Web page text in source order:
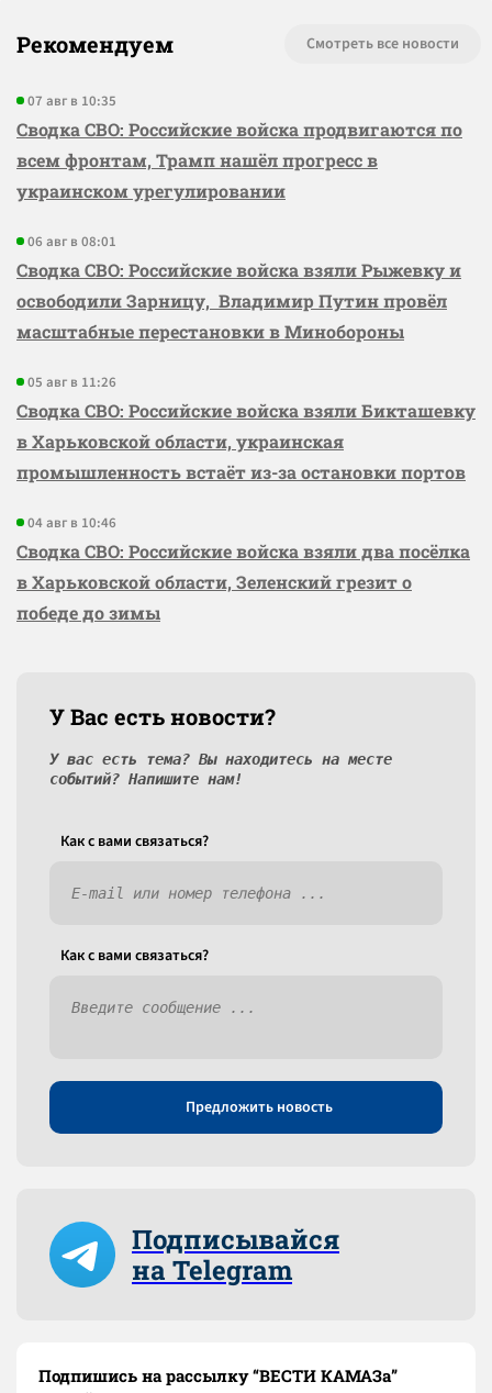
Рекомендуем Смотреть все новости
07 авг в 10:35
Сводка СВО: Российские войска продвигаются по
всем фронтам, Трамп нашёл прогресс в
украинском урегулировании
06 авг в 08:01
Сводка СВО: Российские войска взяли Рыжевку и
освободили Зарницу, Владимир Путин провёл
масштабные перестановки в Минобороны
05 авг в 11:26
Сводка СВО: Российские войска взяли Бикташевку
в Харьковской области, украинская
промышленность встаёт из-за остановки портов
04 авг в 10:46
Сводка СВО: Российские войска взяли два посёлка
в Харьковской области, Зеленский грезит о
победе до зимы
У Вас есть новости?
У вас есть тема? Вы находитесь на месте
событий? Напишите нам!
Как c вами связаться?
Как c вами связаться?
Предложить новость
Подписывайся
на Telegram
Подпишись на рассылку “ВЕСТИ КАМАЗа”